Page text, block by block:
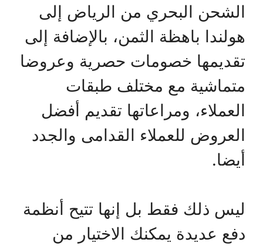
الشحن البحري من الرياض إلى
هولندا باهظة الثمن، بالإضافة إلى
تقديمها خصومات حصرية وعروضا
متماشية مع مختلف طبقات
العملاء، ومراعاتها تقديم أفضل
العروض للعملاء القدامى والجدد
أيضا.
ليس ذلك فقط بل إنها تتيح أنظمة
دفع عديدة يمكنك الاختيار من